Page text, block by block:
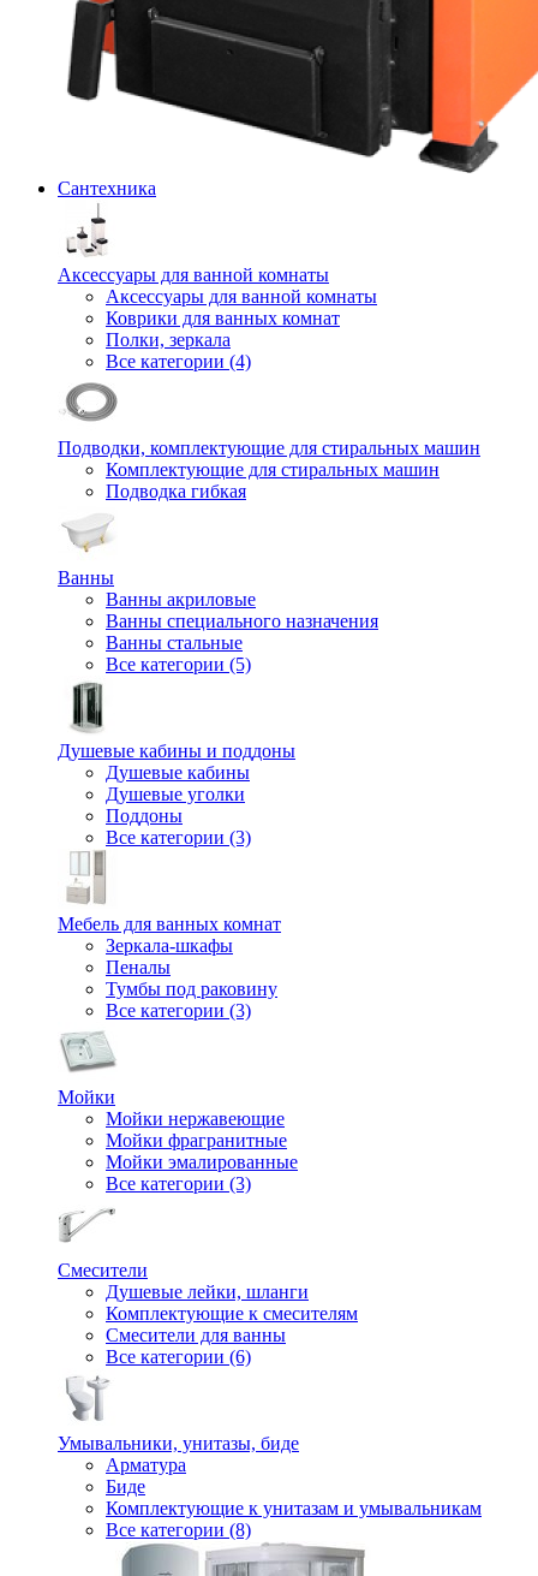
Сантехника
Аксессуары для ванной комнаты
Аксессуары для ванной комнаты
Коврики для ванных комнат
Полки, зеркала
Все категории (4)
Подводки, комплектующие для стиральных машин
Комплектующие для стиральных машин
Подводка гибкая
Ванны
Ванны акриловые
Ванны специального назначения
Ванны стальные
Все категории (5)
Душевые кабины и поддоны
Душевые кабины
Душевые уголки
Поддоны
Все категории (3)
Мебель для ванных комнат
Зеркала-шкафы
Пеналы
Тумбы под раковину
Все категории (3)
Мойки
Мойки нержавеющие
Мойки фрагранитные
Мойки эмалированные
Все категории (3)
Смесители
Душевые лейки, шланги
Комплектующие к смесителям
Смесители для ванны
Все категории (6)
Умывальники, унитазы, биде
Арматура
Биде
Комплектующие к унитазам и умывальникам
Все категории (8)